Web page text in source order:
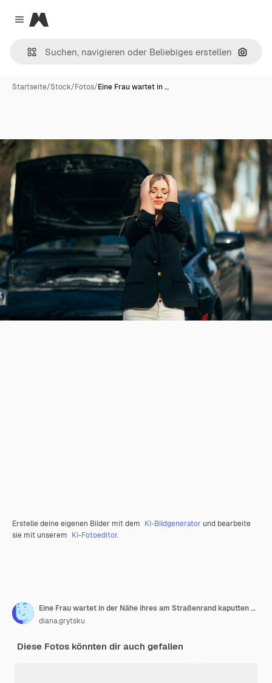
Close menu
Magnific
Nach
Startseite/Stock/Fotos/Eine Frau wartet in …
Erstelle deine eigenen Bilder mit dem KI-Bildgenerator und bearbeite
sie mit unserem KI-Fotoeditor.
Eine Frau wartet in der Nähe ihres am Straßenrand kaputten Autos auf Hilfe.
diana.grytsku
Diese Fotos könnten dir auch gefallen